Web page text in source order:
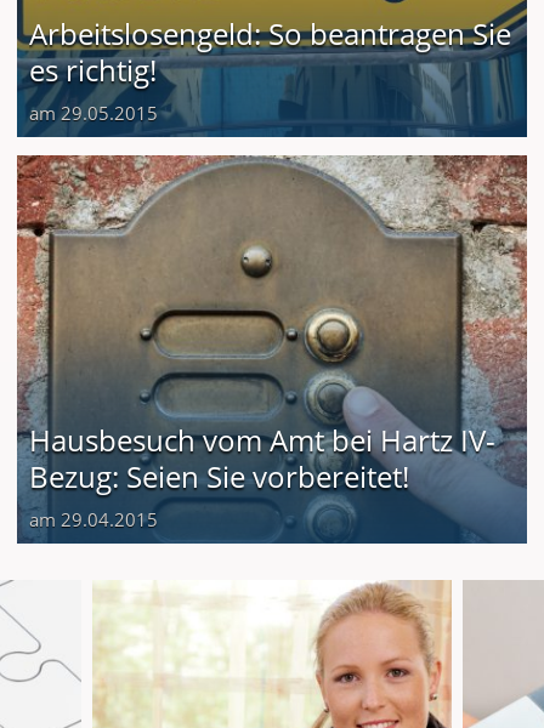
Arbeitslosengeld: So beantragen Sie
es richtig!
am 29.05.2015
Hausbesuch vom Amt bei Hartz IV-
Bezug: Seien Sie vorbereitet!
am 29.04.2015